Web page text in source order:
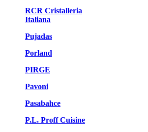
RCR Cristalleria
Italiana
Pujadas
Porland
PIRGE
Pavoni
Pasabahce
P.L. Proff Cuisine